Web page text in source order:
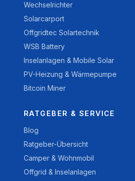
Wechselrichter
Solarcarport
Offgridtec Solartechnik
WSB Battery
Inselanlagen & Mobile Solar
PV-Heizung & Wärmepumpe
Bitcoin Miner
RATGEBER & SERVICE
Blog
Ratgeber-Übersicht
Camper & Wohnmobil
Offgrid & Inselanlagen